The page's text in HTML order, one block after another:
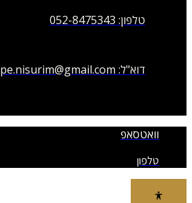
טלפון: 052-8475343
דוא"ל: pe.nisurim@gmail.com
וואטסאפ
טלפון